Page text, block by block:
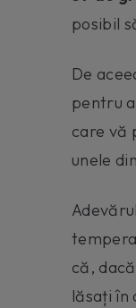
posibil
De
pentru
care vă
unele
că,
lăsați în